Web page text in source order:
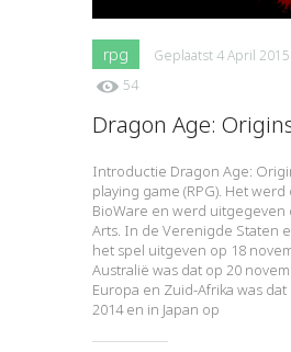
rpg Geplaatst4 April 2015
54
Dragon Age:
Introductie Dragon Age:
playing game (RPG). Het
BioWare en werd uitgegeven
Arts. In de Verenigde Staten
het spel uitgeven op 18
Australië was dat op 20
Europa en Zuid-Afrika was
2014 en in Japan op